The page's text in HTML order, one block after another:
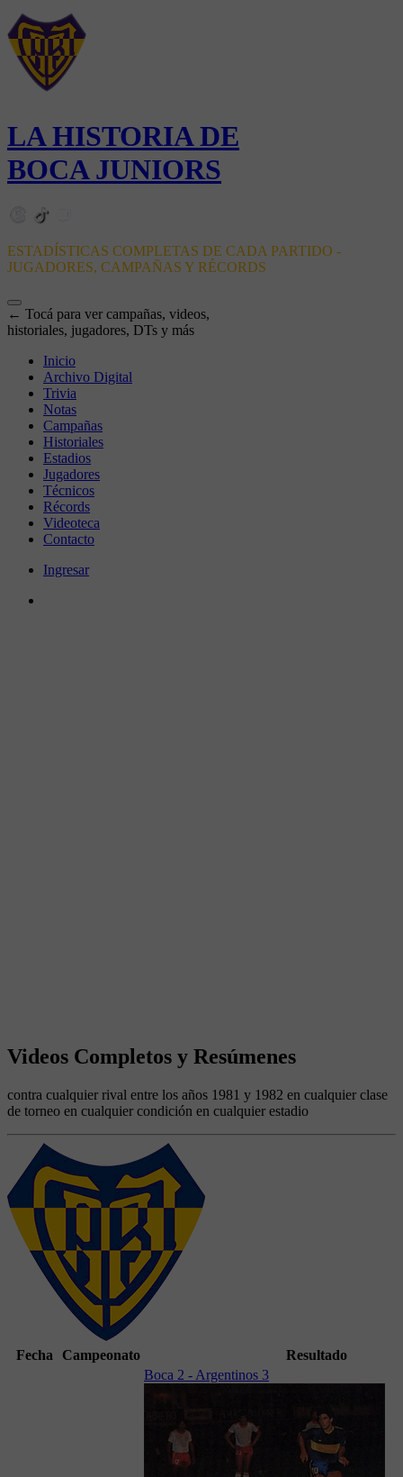
LA HISTORIA DE
BOCA JUNIORS
ESTADÍSTICAS COMPLETAS DE CADA PARTIDO -
JUGADORES, CAMPAÑAS Y RÉCORDS
← Tocá para ver campañas, videos,
historiales, jugadores, DTs y más
Inicio
Archivo Digital
Trivia
Notas
Campañas
Historiales
Estadios
Jugadores
Técnicos
Récords
Videoteca
Contacto
Ingresar
Videos Completos y Resúmenes
contra cualquier rival entre los años 1981 y 1982 en cualquier clase
de torneo en cualquier condición en cualquier estadio
Fecha Campeonato Resultado
Boca 2 - Argentinos 3